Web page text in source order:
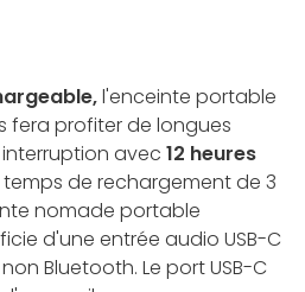
l'enceinte portable
fera profiter de longues
avec 12 heures
de rechargement de 3
nomade portable
d'une entrée audio USB-C
Bluetooth. Le port USB-C